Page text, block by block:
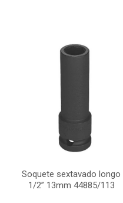
Soquete sextavado longo
1/2” 13mm 44885/113